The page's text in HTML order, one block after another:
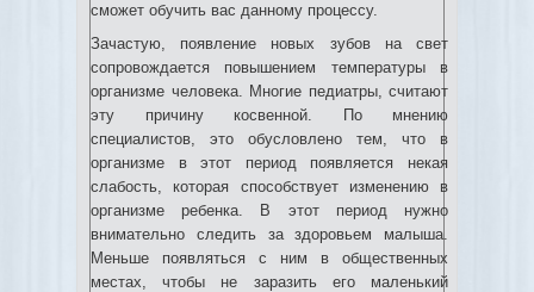
сможет обучить вас данному процессу.
Зачастую, появление новых зубов на свет
сопровождается повышением температуры в
организме человека. Многие педиатры, считают
эту причину косвенной. По мнению
специалистов, это обусловлено тем, что в
организме в этот период появляется некая
слабость, которая способствует изменению в
организме ребенка. В этот период нужно
внимательно следить за здоровьем малыша.
Меньше появляться с ним в общественных
местах, чтобы не заразить его маленький